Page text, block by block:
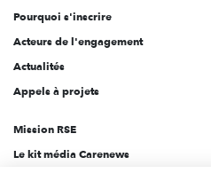
Pourquoi s'inscrire
Acteurs de l'engagement
Actualités
Appels à projets
Mission RSE
Le kit média Carenews